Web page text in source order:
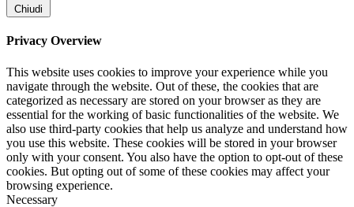
Chiudi
Privacy Overview
This website uses cookies to improve your experience while you
navigate through the website. Out of these, the cookies that are
categorized as necessary are stored on your browser as they are
essential for the working of basic functionalities of the website. We
also use third-party cookies that help us analyze and understand how
you use this website. These cookies will be stored in your browser
only with your consent. You also have the option to opt-out of these
cookies. But opting out of some of these cookies may affect your
browsing experience.
Necessary